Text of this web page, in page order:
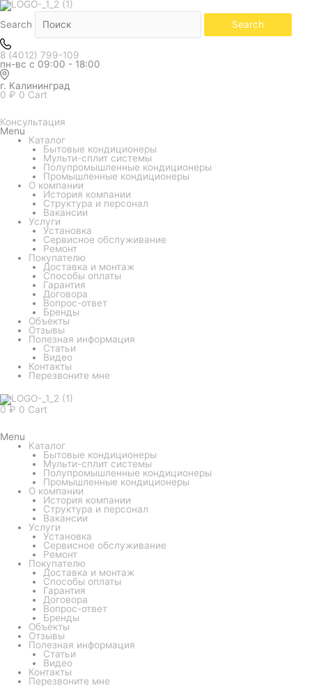
Search Search
8 (4012) 799-109
пн-вс с 09:00 - 18:00
г. Калининград
0 ₽ 0 Cart
Консультация
Menu
Каталог
Бытовые кондиционеры
Мульти-сплит системы
Полупромышленные кондиционеры
Промышленные кондиционеры
О компании
История компании
Структура и персонал
Вакансии
Услуги
Установка
Сервисное обслуживание
Ремонт
Покупателю
Доставка и монтаж
Способы оплаты
Гарантия
Договора
Вопрос-ответ
Бренды
Объекты
Отзывы
Полезная информация
Статьи
Видео
Контакты
Перезвоните мне
0 ₽ 0 Cart
Menu
Каталог
Бытовые кондиционеры
Мульти-сплит системы
Полупромышленные кондиционеры
Промышленные кондиционеры
О компании
История компании
Структура и персонал
Вакансии
Услуги
Установка
Сервисное обслуживание
Ремонт
Покупателю
Доставка и монтаж
Способы оплаты
Гарантия
Договора
Вопрос-ответ
Бренды
Объекты
Отзывы
Полезная информация
Статьи
Видео
Контакты
Перезвоните мне
Количество
товара
Кондиционер
Funai
серия
Kagami
RAC-
KM25HP.D01